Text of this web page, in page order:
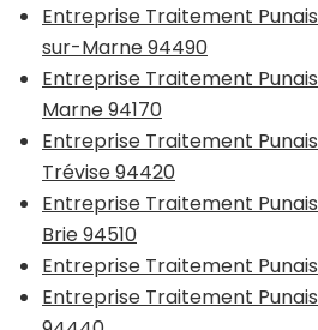
Entreprise Traitement
sur-Marne 94490
Entreprise Traitement
Marne 94170
Entreprise Traitement
Trévise 94420
Entreprise Traitement
Brie 94510
Entreprise Traitement
Entreprise Traitement